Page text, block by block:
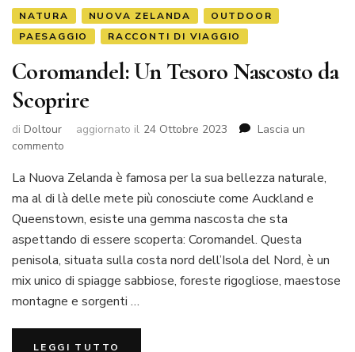
NATURA NUOVA ZELANDA
OUTDOOR
PAESAGGIO
RACCONTI DI VIAGGIO
Coromandel: Un Tesoro Nascosto da
Scoprire
di Doltour aggiornato il 24 Ottobre 2023
Lascia un
commento
La Nuova Zelanda è famosa per la sua bellezza naturale,
ma al di là delle mete più conosciute come Auckland e
Queenstown, esiste una gemma nascosta che sta
aspettando di essere scoperta: Coromandel. Questa
penisola, situata sulla costa nord dell’Isola del Nord, è un
mix unico di spiagge sabbiose, foreste rigogliose, maestose
montagne e sorgenti …
LEGGI TUTTO